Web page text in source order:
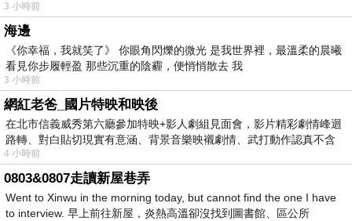
3 小時前
海邊
《你幸福，我就笑了》 你眼角閃爍的微光 是我世界裡，最溫柔的晨曦
看見你步履輕盈 那些沉重的陰霾，便悄悄散去 我
3 小時前
網紅老爸_國片特映和映後
在北市信義威秀第六廳參加特映+影人劇組見面會，影片精彩劇情峰迴
路轉、對白貼切現實有意涵、背景音樂映襯劇情、武打動作認真不含
糊、
4 小時前
0803&0807走讀新屋巷弄
Went to Xinwu in the morning today, but cannot find the one I have
to interview. 早上前往新屋，炎熱高溫卻沒找到圖書館、區公所